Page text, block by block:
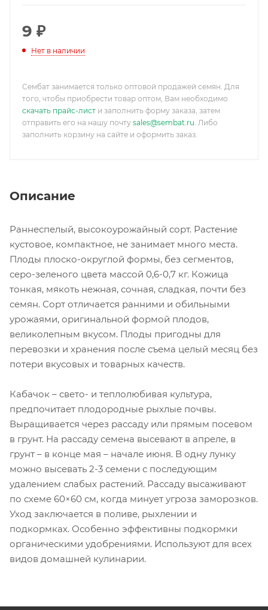
9 ₽
Нет в наличии
Сембат занимается только оптовой продажей семян. Для
того, чтобы приобрести товар оптом, Вам необходимо
скачать прайс-лист и заполнить форму заказа, затем
отправить его на нашу почту sales@sembat.ru. Либо
заполнить корзину на сайте и оформить заказ.
Описание
Раннеспелый, высокоурожайный сорт. Растение
кустовое, компактное, не занимает много места.
Плоды плоско-округлой формы, без сегментов,
серо-зеленого цвета массой 0,6-0,7 кг. Кожица
тонкая, мякоть нежная, сочная, сладкая, почти без
семян. Сорт отличается ранними и обильными
урожаями, оригинальной формой плодов,
великолепным вкусом. Плоды пригодны для
перевозки и хранения после съема целый месяц без
потери вкусовых и товарных качеств.
Кабачок – свето- и теплолюбивая культура,
предпочитает плодородные рыхлые почвы.
Выращивается через рассаду или прямым посевом
в грунт. На рассаду семена высевают в апреле, в
грунт – в конце мая – начале июня. В одну лунку
можно высевать 2-3 семени с последующим
удалением слабых растений. Рассаду высаживают
по схеме 60×60 см, когда минует угроза заморозков.
Уход заключается в поливе, рыхлении и
подкормках. Особенно эффективны подкормки
органическими удобрениями. Используют для всех
видов домашней кулинарии.